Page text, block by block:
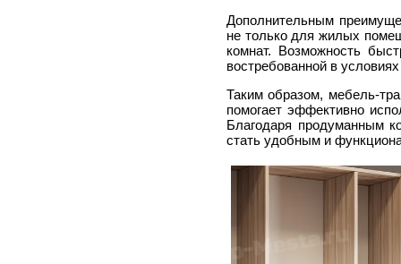
Дополнительным
не только для жилых
комнат. Возможность
востребованной в
Таким образом, мебель-
помогает эффективно
Благодаря продуманным
стать удобным и